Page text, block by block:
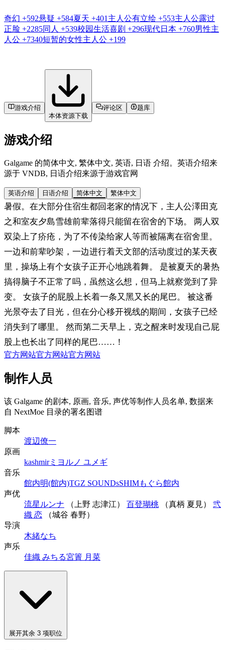
奇幻 +592悬疑 +584夏天 +401 主人公有立绘 +553主人公露过
正脸 +2285同人 +539校园生活喜剧 +296现代日本 +760男性主
人公 +7340短暂的女性主人公 +199
游戏介绍
本体资源下载
评论区 题库
游戏介绍
Galgame 的简体中文, 繁体中文, 英语, 日语 介绍。英语介绍来
源于 VNDB, 日语介绍来源于游戏官网
英语介绍 日语介绍 简体中文 繁体中文
暑假。在大部分住宿生都回老家的情况下，主人公澤田克
之和室友夕島雪雄前辈落得只能留在宿舍的下场。 两人双
双染上了疥疮，为了不传染给家人等而被隔离在宿舍里。
一边和前辈吵架，一边进行着天文部的活动度过的某天夜
里，操场上有个女孩子正开心地跳着舞。 是被夏天的暑热
搞得脑子不正常了吗，虽然这么想，但马上就察觉到了异
变。 女孩子的屁股上长着一条又黑又长的尾巴。 被这番
光景夺去了目光，但在分心移开视线的期间，女孩子已经
消失到了哪里。 然而第二天早上，克之醒来时发现自己屁
股上也长出了同样的尾巴……！
官方网站官方网站官方网站
制作人员
该 Galgame 的剧本, 原画, 音乐, 声优等制作人员名单, 数据来
自 NextMoe 目录的署名图谱
脚本
渡辺僚一
原画
kashmirミヨルノ ユメギ
音乐
館内明(館内)TGZ SOUNDsSHIMもぐら館内
声优
流星ルンナ （上野 志津江） 百登瑚桃 （真柄 夏見） 弐
織 恋 （城谷 春野）
导演
木緒なち
声乐
佳織 みちる宮簀 月菜
展开其余 3 项职位